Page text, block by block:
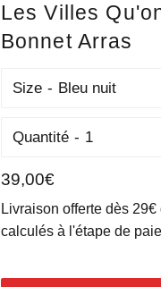
Les Villes
Bonnet Arras
Size
Quantité
Prix
régulier
39,00€
Livraison offerte dès 29€
calculés à l'étape de